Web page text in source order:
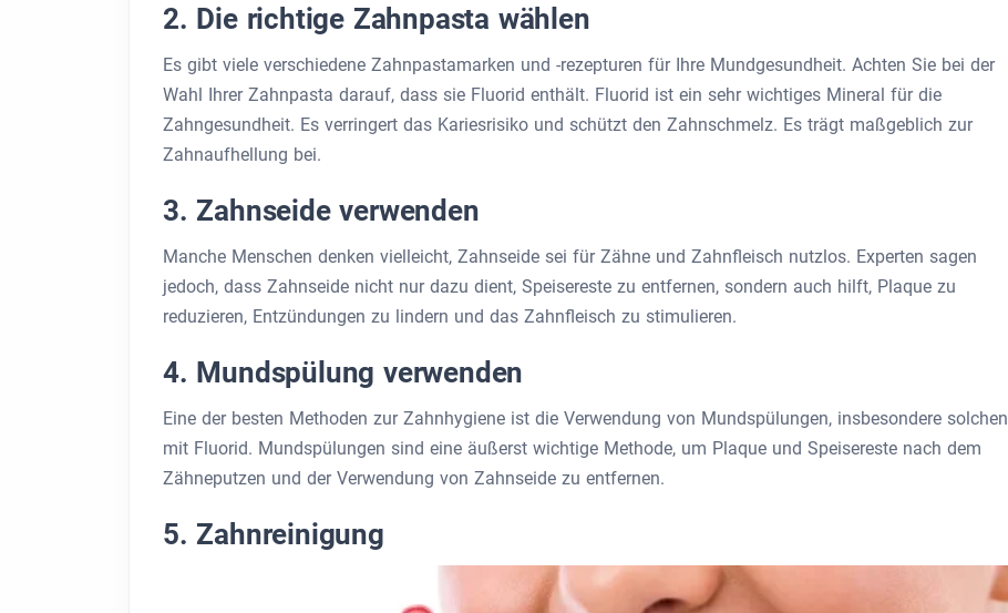
2. Die richtige Zahnpasta wählen
Es gibt viele verschiedene Zahnpastamarken und -rezepturen für Ihre Mundgesundheit. Achten Sie bei der
Wahl Ihrer Zahnpasta darauf, dass sie Fluorid enthält. Fluorid ist ein sehr wichtiges Mineral für die
Zahngesundheit. Es verringert das Kariesrisiko und schützt den Zahnschmelz. Es trägt maßgeblich zur
Zahnaufhellung bei.
3. Zahnseide verwenden
Manche Menschen denken vielleicht, Zahnseide sei für Zähne und Zahnfleisch nutzlos. Experten sagen
jedoch, dass Zahnseide nicht nur dazu dient, Speisereste zu entfernen, sondern auch hilft, Plaque zu
reduzieren, Entzündungen zu lindern und das Zahnfleisch zu stimulieren.
4. Mundspülung verwenden
Eine der besten Methoden zur Zahnhygiene ist die Verwendung von Mundspülungen, insbesondere solchen
mit Fluorid. Mundspülungen sind eine äußerst wichtige Methode, um Plaque und Speisereste nach dem
Zähneputzen und der Verwendung von Zahnseide zu entfernen.
5. Zahnreinigung